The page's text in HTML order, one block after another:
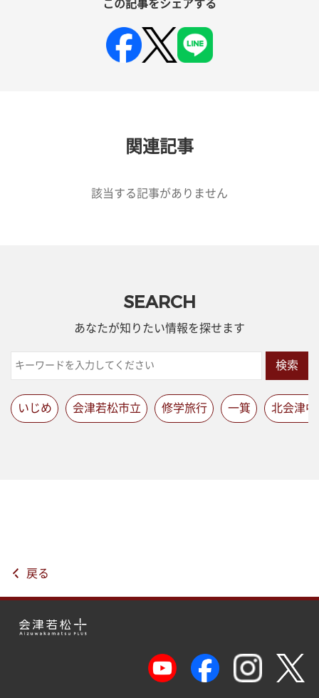
この記事をシェアする
関連記事
該当する記事がありません
SEARCH
あなたが知りたい情報を探せます
検索
いじめ 会津若松市立 修学旅行 一箕 北会津中
戻る